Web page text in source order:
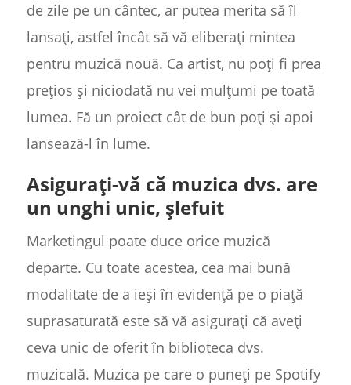
de zile pe un cântec, ar putea merita să îl
lansați, astfel încât să vă eliberați mintea
pentru muzică nouă. Ca artist, nu poți fi prea
prețios și niciodată nu vei mulțumi pe toată
lumea. Fă un proiect cât de bun poți și apoi
lansează-l în lume.
Asigurați-vă că muzica dvs. are
un unghi unic, șlefuit
Marketingul poate duce orice muzică
departe. Cu toate acestea, cea mai bună
modalitate de a ieși în evidență pe o piață
suprasaturată este să vă asigurați că aveți
ceva unic de oferit în biblioteca dvs.
muzicală. Muzica pe care o puneți pe Spotify